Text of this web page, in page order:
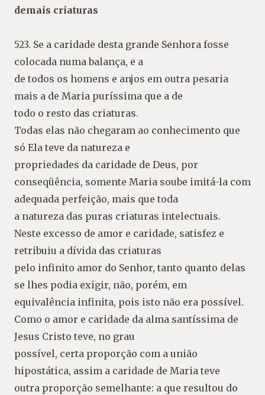
demais criaturas
523. Se a caridade desta grande Senhora fosse
colocada numa balança, e a
de todos os homens e anjos em outra pesaria
mais a de Maria puríssima que a de
todo o resto das criaturas.
Todas elas não chegaram ao conhecimento que
só Ela teve da natureza e
propriedades da caridade de Deus, por
conseqüência, somente Maria soube imitá-la com
adequada perfeição, mais que toda
a natureza das puras criaturas intelectuais.
Neste excesso de amor e caridade, satisfez e
retribuiu a dívida das criaturas
pelo infinito amor do Senhor, tanto quanto delas
se lhes podia exigir, não, porém, em
equivalência infinita, pois isto não era possível.
Como o amor e caridade da alma santíssima de
Jesus Cristo teve, no grau
possível, certa proporção com a união
hipostática, assim a caridade de Maria teve
outra proporção semelhante: a que resultou do